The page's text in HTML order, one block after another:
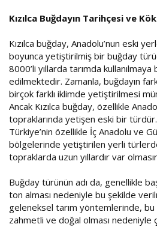
Kızılca Buğdayın Tarihçesi ve
Kızılca buğday, Anadolu’nun eski
boyunca yetiştirilmiş bir buğday
8000’li yıllarda tarımda kullanılmaya
edilmektedir. Zamanla, buğdayın
birçok farklı iklimde yetiştirilmesi
Ancak Kızılca buğday, özellikle
topraklarında yetişen eski bir türdür.
Türkiye’nin özellikle İç Anadolu ve
bölgelerinde yetiştirilen yerli
topraklarda uzun yıllardır var
Buğday türünün adı da, genellikle
ton alması nedeniyle bu şekilde
geleneksel tarım yöntemlerinde, bu
zahmetli ve doğal olması nedeniyle